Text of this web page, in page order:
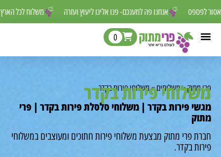
משלוח אנחנו פה למענכם- פנו אלינו ליעוץ ועזרה שאסור לפספס
0
»משלוחים»משלוחי פירות בקדר
פירות בקדר
פירות בקדר | משלוחי סלסלת פירות בקדר | פרי
פרי מתוק מבצעת משלוחי פירות חתוכים ומעוצבים במשלוחי
בקדר.